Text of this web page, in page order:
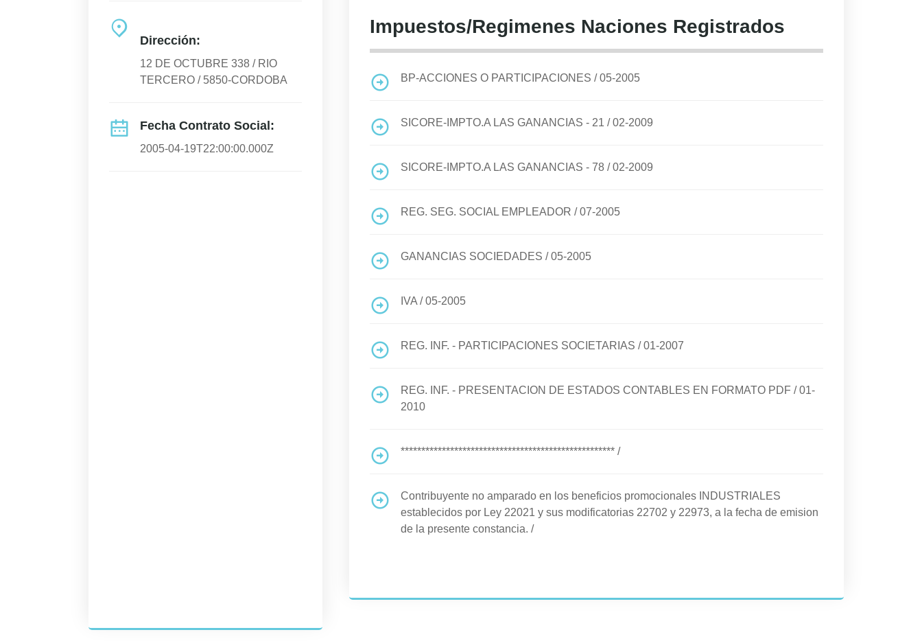
Dirección:
12 DE OCTUBRE 338 / RIO
TERCERO / 5850-CORDOBA
Fecha Contrato Social:
2005-04-19T22:00:00.000Z
Impuestos/Regimenes Naciones Registrados
BP-ACCIONES O PARTICIPACIONES /05-2005
SICORE-IMPTO.A LAS GANANCIAS - 21 /02-2009
SICORE-IMPTO.A LAS GANANCIAS - 78 /02-2009
REG. SEG. SOCIAL EMPLEADOR /07-2005
GANANCIAS SOCIEDADES /05-2005
IVA /05-2005
REG. INF. - PARTICIPACIONES SOCIETARIAS /01-2007
REG. INF. - PRESENTACION DE ESTADOS CONTABLES EN FORMATO PDF /01-
2010
**************************************************** /
Contribuyente no amparado en los beneficios promocionales INDUSTRIALES
establecidos por Ley 22021 y sus modificatorias 22702 y 22973, a la fecha de emision
de la presente constancia. /